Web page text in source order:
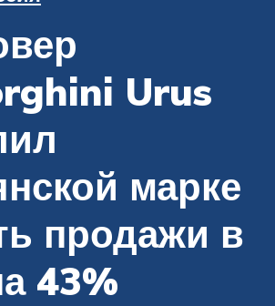
Urus
марке
продажи в
43%